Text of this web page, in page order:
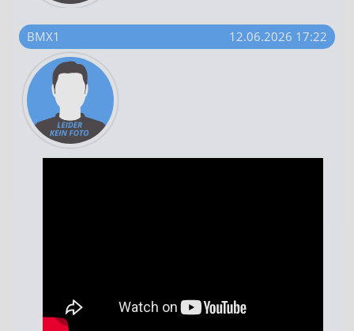
BMX1 12.06.2026 17:22